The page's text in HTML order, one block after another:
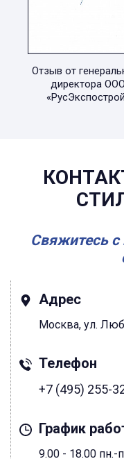
Отзыв от
директора ООО
Свяжитесь
Адрес
Москва, ул.
Телефон
+7 (495) 255-
График
9.00 - 18.00 пн.-